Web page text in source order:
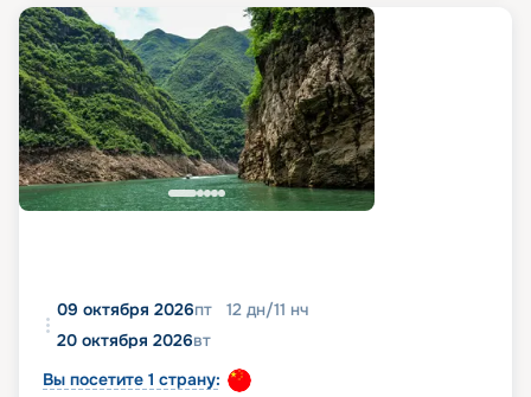
09 октября 2026пт 12 дн/11 нч
20 октября 2026вт
Вы посетите 1 страну: